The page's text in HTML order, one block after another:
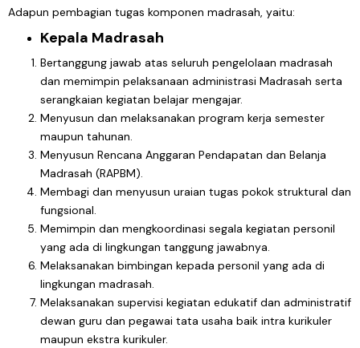
Adapun pembagian tugas komponen madrasah, yaitu:
Kepala Madrasah
Bertanggung jawab atas seluruh pengelolaan madrasah
dan memimpin pelaksanaan administrasi Madrasah serta
serangkaian kegiatan belajar mengajar.
Menyusun dan melaksanakan program kerja semester
maupun tahunan.
Menyusun Rencana Anggaran Pendapatan dan Belanja
Madrasah (RAPBM).
Membagi dan menyusun uraian tugas pokok struktural dan
fungsional.
Memimpin dan mengkoordinasi segala kegiatan personil
yang ada di lingkungan tanggung jawabnya.
Melaksanakan bimbingan kepada personil yang ada di
lingkungan madrasah.
Melaksanakan supervisi kegiatan edukatif dan administratif
dewan guru dan pegawai tata usaha baik intra kurikuler
maupun ekstra kurikuler.